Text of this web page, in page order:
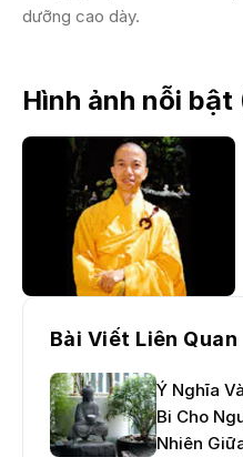
dưỡng cao dày.
Hình ảnh nỗi bật
Bài Viết Liên Quan
Ý Nghĩa
Bi Cho
Nhiên